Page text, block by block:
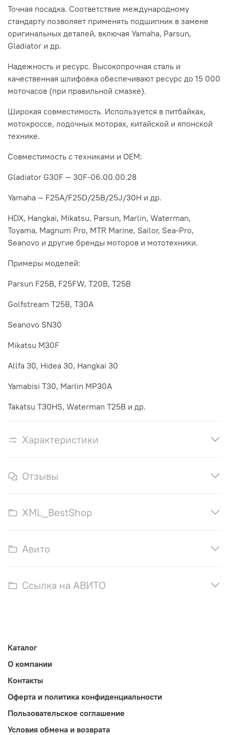
Точная посадка. Соответствие международному
стандарту позволяет применять подшипник в замене
оригинальных деталей, включая Yamaha, Parsun,
Gladiator и др.
Надежность и ресурс. Высокопрочная сталь и
качественная шлифовка обеспечивают ресурс до 15 000
моточасов (при правильной смазке).
Широкая совместимость. Используется в питбайках,
мотокроссе, лодочных моторах, китайской и японской
технике.
Совместимость с техниками и OEM:
Gladiator G30F — 30F-06.00.00.28
Yamaha — F25A/F25D/25B/25J/30H и др.
HDX, Hangkai, Mikatsu, Parsun, Marlin, Waterman,
Toyama, Magnum Pro, MTR Marine, Sailor, Sea-Pro,
Seanovo и другие бренды моторов и мототехники.
Примеры моделей:
Parsun F25B, F25FW, T20B, T25B
Golfstream T25B, T30A
Seanovo SN30
Mikatsu M30F
Allfa 30, Hidea 30, Hangkai 30
Yamabisi T30, Marlin MP30A
Takatsu T30HS, Waterman T25B и др.
Характеристики
Отзывы
XML_BestShop
Авито
Ссылка на АВИТО
Каталог
О компании
Контакты
Оферта и политика конфиденциальности
Пользовательское соглашение
Условия обмена и возврата